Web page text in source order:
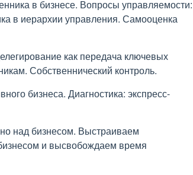
в бизнесе. Вопросы управляемости:
в иерархии управления. Самооценка
как передача ключевых
Собственнический контроль.
бизнеса. Диагностика: экспресс-
над бизнесом. Выстраиваем
и высвобождаем время